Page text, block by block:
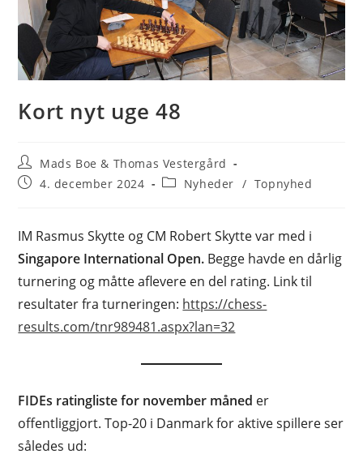
Kort nyt uge 48
Post
author:
Mads Boe & Thomas Vestergård
Post4. december 2024
PostNyheder / Topnyhed
IM Rasmus Skytte og CM Robert Skytte var med i
Singapore International Open. Begge havde en dårlig
turnering og måtte aflevere en del rating. Link til
resultater fra turneringen: https://chess-
results.com/tnr989481.aspx?lan=32
FIDEs ratingliste for november måned er
offentliggjort. Top-20 i Danmark for aktive spillere ser
således ud: